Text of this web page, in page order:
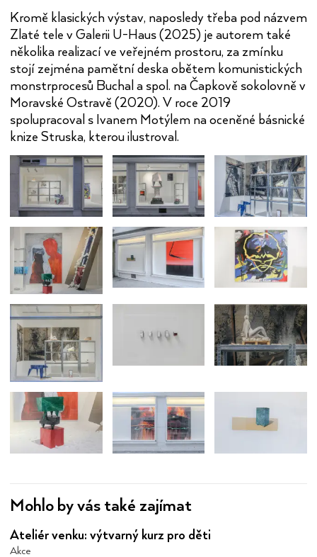
Kromě klasických výstav, naposledy třeba pod názvem
Zlaté tele v Galerii U-Haus (2025) je autorem také
několika realizací ve veřejném prostoru, za zmínku
stojí zejména pamětní deska obětem komunistických
monstrprocesů Buchal a spol. na Čapkově sokolovně v
Moravské Ostravě (2020). V roce 2019
spolupracoval s Ivanem Motýlem na oceněné básnické
knize Struska, kterou ilustroval.
Mohlo by vás také zajímat
Ateliér venku: výtvarný kurz pro děti
Akce